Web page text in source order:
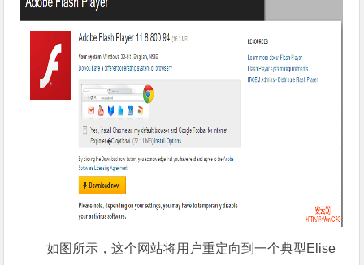
如图所示，这个网站将用户重定向到一个典型Elise